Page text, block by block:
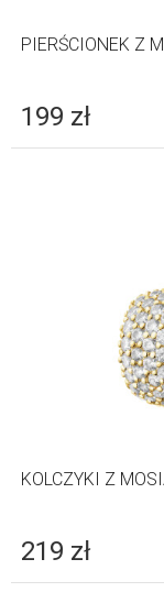
PIERŚCIONEK Z
199 zł
KOLCZYKI Z
219 zł